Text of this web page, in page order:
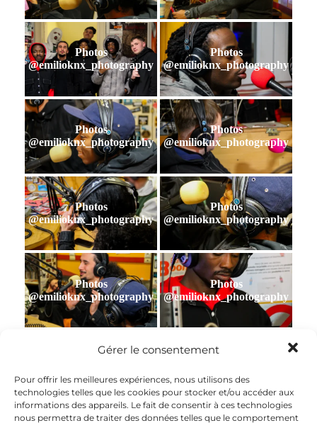
Gérer le consentement
Pour offrir les meilleures expériences, nous utilisons des
technologies telles que les cookies pour stocker et/ou accéder aux
informations des appareils. Le fait de consentir à ces technologies
nous permettra de traiter des données telles que le comportement
Photos
@emilioknx_photography
Photos
@emilioknx_photography
Photos
@emilioknx_photography
Photos
@emilioknx_photography
Photos
@emilioknx_photography
Photos
@emilioknx_photography
Photos
@emilioknx_photography
Photos
@emilioknx_photography